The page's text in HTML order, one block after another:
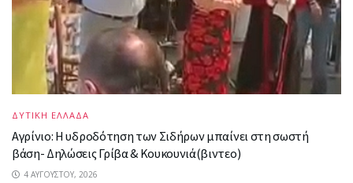
ΔΥΤΙΚΗ ΕΛΛΑΔΑ
Αγρίνιο: Η υδροδότηση των Σιδήρων μπαίνει στη σωστή
βάση- Δηλώσεις Γρίβα & Κουκουνιά(βιντεο)
4 ΑΥΓΟΎΣΤΟΥ, 2026